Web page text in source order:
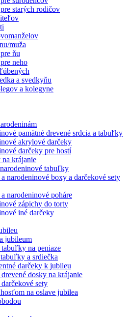
starých rodičov
muža
ňu
neho
a svedkyňu
a kolegyne
pamätné drevené srdcia a tabuľky
akrylové darčeky
darčeky pre hostí
krájanie
tabuľky
narodeninové boxy a darčekové sety
narodeninové poháre
zápichy do torty
iné darčeky
jubileum
na peniaze
a srdiečka
darčeky k jubileu
dosky na krájanie
sety
na oslave jubilea